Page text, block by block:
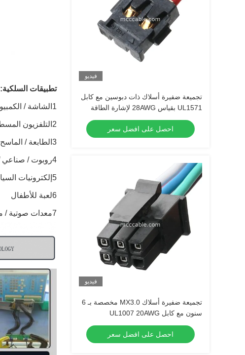
فيديو
تجميعة ضفيرة أسلاك ذات دبوسين مع كابل
UL1571 بقياس 28AWG لإشارة الطاقة
احصل على افضل سعر
فيديو
تجميعة ضفيرة أسلاك MX3.0 مخصصة بـ 6
سنون مع كابل UL1007 20AWG
احصل على افضل سعر
تطبيقات السلكية:
1الشاشة / الكمبيوتر المحمول & الكمبيوتر اللوحي / شاشة عرض مسطحة
2التلفزيون المسطح / التلفزيون المهني
3الطابعة / الماسح الضوئي / آلة الفاكس / آلة النسخ
4روبوت / صناعي / جهاز عرض / محطة مفيدة / ترفيهية
5إلكترونيات السيارة
6لعبة للأطفال
7معدات صوتية / معدات طبية / جهاز قياس رقمي